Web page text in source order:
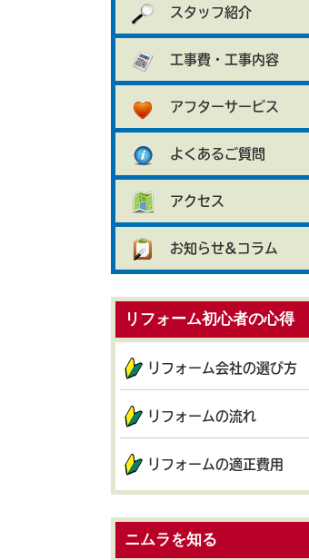
スタッフ紹介
工事費・工事内容
アフターサービス
よくあるご質問
アクセス
お知らせ&コラム
リフォーム初心者の心得
リフォーム会社の選び方
リフォームの流れ
リフォームの適正費用
ニムラを知る